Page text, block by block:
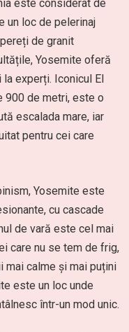
este considerat de
un loc de pelerinaj
de granit
Yosemite oferă
experți. Iconicul El
900 de metri, este o
escalada mare, iar
pentru cei care
Yosemite este
cu cascade
de vară este cel mai
care nu se tem de frig,
mai calme și mai puțini
este un loc unde
într-un mod unic.